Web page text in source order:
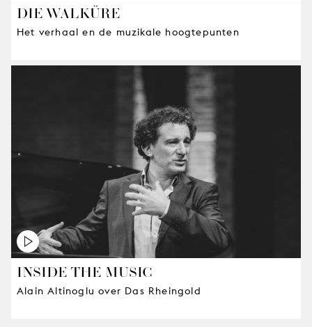
DIE WALKÜRE
Het verhaal en de muzikale hoogtepunten
INSIDE THE MUSIC
Alain Altinoglu over Das Rheingold